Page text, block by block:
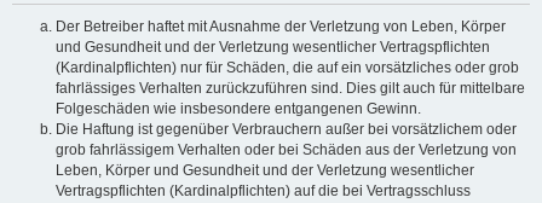
Der Betreiber haftet mit Ausnahme der Verletzung von Leben, Körper
und Gesundheit und der Verletzung wesentlicher Vertragspflichten
(Kardinalpflichten) nur für Schäden, die auf ein vorsätzliches oder grob
fahrlässiges Verhalten zurückzuführen sind. Dies gilt auch für mittelbare
Folgeschäden wie insbesondere entgangenen Gewinn.
Die Haftung ist gegenüber Verbrauchern außer bei vorsätzlichem oder
grob fahrlässigem Verhalten oder bei Schäden aus der Verletzung von
Leben, Körper und Gesundheit und der Verletzung wesentlicher
Vertragspflichten (Kardinalpflichten) auf die bei Vertragsschluss